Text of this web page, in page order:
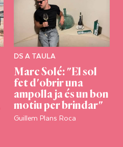
DS A TAULA
Marc Solé: "El sol
fet d'obrir una
ampolla ja és un bon
motiu per brindar"
Guillem Plans Roca